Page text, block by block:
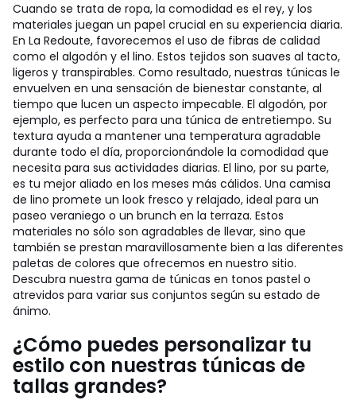
Cuando se trata de ropa, la comodidad es el rey, y los
materiales juegan un papel crucial en su experiencia diaria.
En La Redoute, favorecemos el uso de fibras de calidad
como el algodón y el lino. Estos tejidos son suaves al tacto,
ligeros y transpirables. Como resultado, nuestras túnicas le
envuelven en una sensación de bienestar constante, al
tiempo que lucen un aspecto impecable. El algodón, por
ejemplo, es perfecto para una túnica de entretiempo. Su
textura ayuda a mantener una temperatura agradable
durante todo el día, proporcionándole la comodidad que
necesita para sus actividades diarias. El lino, por su parte,
es tu mejor aliado en los meses más cálidos. Una camisa
de lino promete un look fresco y relajado, ideal para un
paseo veraniego o un brunch en la terraza. Estos
materiales no sólo son agradables de llevar, sino que
también se prestan maravillosamente bien a las diferentes
paletas de colores que ofrecemos en nuestro sitio.
Descubra nuestra gama de túnicas en tonos pastel o
atrevidos para variar sus conjuntos según su estado de
ánimo.
¿Cómo puedes personalizar tu
estilo con nuestras túnicas de
tallas grandes?